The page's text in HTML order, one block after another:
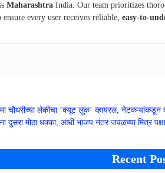
MaharashtraIndia. Our team prioritizes
every user receives reliable, easy-to-
चौधरीच्या लेकीचा ‘क्यूट लुक’ व्हायरल, नेटकऱ्यांकडून
दुसरा मोठा धक्का, आधी भाजप नंतर जवळच्या मित्र
Recent